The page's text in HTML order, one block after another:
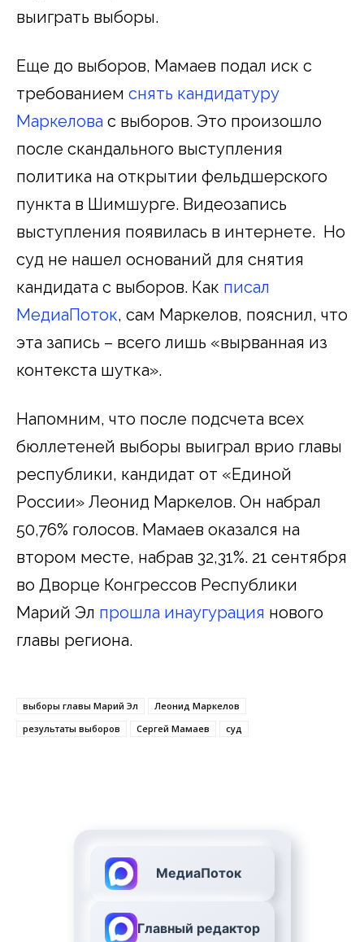
выиграть выборы.
Еще до выборов, Мамаев подал иск с
требованием снять кандидатуру
Маркелова с выборов. Это произошло
после скандального выступления
политика на открытии фельдшерского
пункта в Шимшурге. Видеозапись
выступления появилась в интернете. Но
суд не нашел оснований для снятия
кандидата с выборов. Как писал
МедиаПоток, сам Маркелов, пояснил, что
эта запись – всего лишь «вырванная из
контекста шутка».
Напомним, что после подсчета всех
бюллетеней выборы выиграл врио главы
республики, кандидат от «Единой
России» Леонид Маркелов. Он набрал
50,76% голосов. Мамаев оказался на
втором месте, набрав 32,31%. 21 сентября
во Дворце Конгрессов Республики
Марий Эл прошла инаугурация нового
главы региона.
выборы главы Марий Эл
Леонид Маркелов
результаты выборов
Сергей Мамаев суд
МедиаПоток
Главный редактор